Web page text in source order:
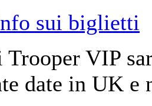
sui biglietti
VIP
date in UK e